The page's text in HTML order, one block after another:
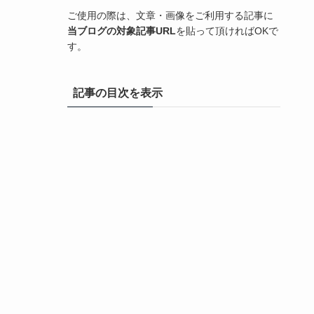
ご使用の際は、文章・画像をご利用する記事に
当ブログの対象記事URLを貼って頂ければOKで
す。
記事の目次を表示